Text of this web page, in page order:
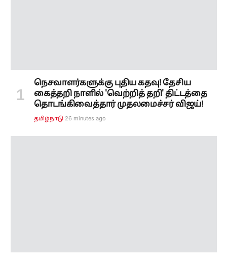
நெசவாளர்களுக்கு புதிய கதவு! தேசிய
கைத்தறி நாளில் 'வெற்றித் தறி' திட்டத்தை
தொடங்கிவைத்தார் முதலமைச்சர் விஜய்!
தமிழ்நாடு 26 minutes ago